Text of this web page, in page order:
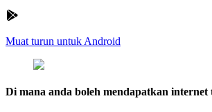
Muat turun untuk Android
Di mana anda boleh mendapatkan